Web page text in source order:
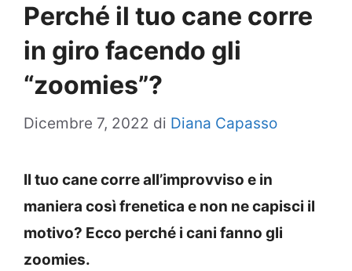
Perché il tuo cane corre
in giro facendo gli
“zoomies”?
Dicembre 7, 2022 di Diana Capasso
Il tuo cane corre all’improvviso e in
maniera così frenetica e non ne capisci il
motivo? Ecco perché i cani fanno gli
zoomies.